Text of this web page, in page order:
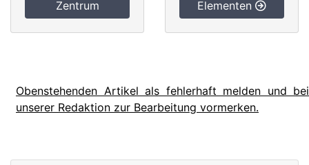
Zentrum
Elementen
Obenstehenden Artikel als fehlerhaft melden und bei
unserer Redaktion zur Bearbeitung vormerken.